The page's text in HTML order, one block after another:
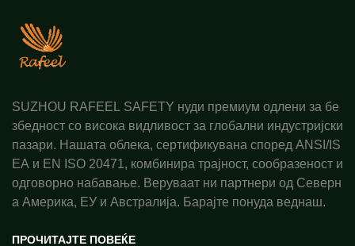
SUZHOU RAFEEL SAFETY нуди премиум одлени за бе
збедност со висока видливост за глобални индустријски
пазари. Нашата облека, сертификувана според ANSI/IS
EA и EN ISO 20471, комбинира трајност, сообразеност и
одговорно набавање. Веруваат ни партнери од Северн
а Америка, ЕУ и Австралија. Барајте понуда веднаш.
ПРОЧИТАЈТЕ ПОВЕЌЕ